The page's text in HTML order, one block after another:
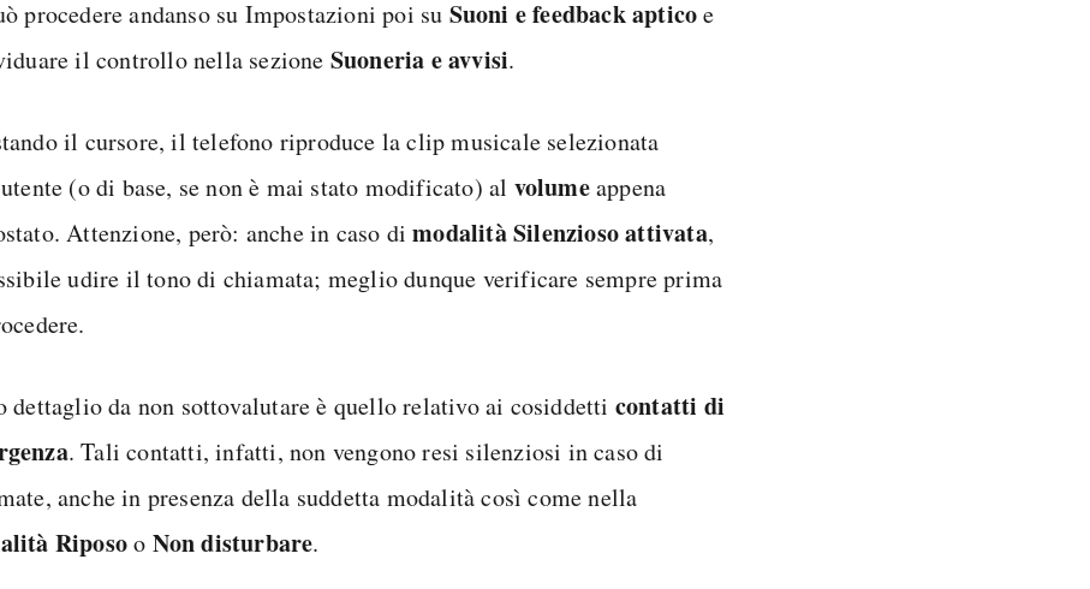
procedere andanso su Impostazioni poi su Suoni e feedback apticoe
il controllo nella sezione Suoneria e avvisi.
il cursore, il telefono riproduce la clip musicale selezionata
(o di base, se non è mai stato modificato) al volumeappena
Attenzione, però: anche in caso di modalità Silenzioso attivata,
udire il tono di chiamata; meglio dunque verificare sempre prima
dettaglio da non sottovalutare è quello relativo ai cosiddetti contatti di
. Tali contatti, infatti, non vengono resi silenziosi in caso di
anche in presenza della suddetta modalità così come nella
Riposoo Non disturbare.